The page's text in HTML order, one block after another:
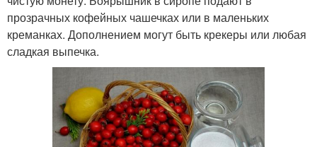
прозрачных кофейных чашечках или в маленьких
креманках. Дополнением могут быть крекеры или любая
сладкая выпечка.